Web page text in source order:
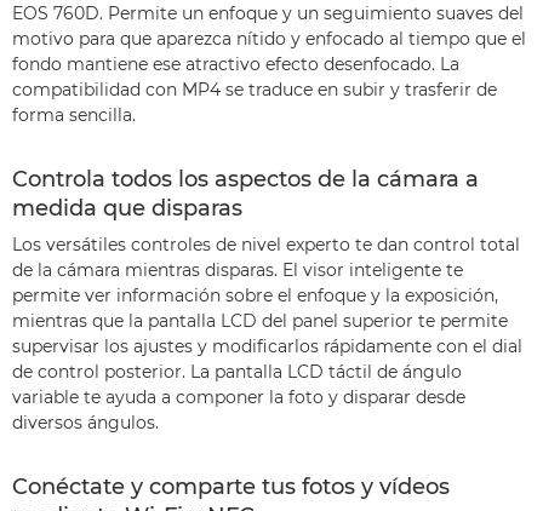
EOS 760D. Permite un enfoque y un seguimiento suaves del
motivo para que aparezca nítido y enfocado al tiempo que el
fondo mantiene ese atractivo efecto desenfocado. La
compatibilidad con MP4 se traduce en subir y trasferir de
forma sencilla.
Controla todos los aspectos de la cámara a
medida que disparas
Los versátiles controles de nivel experto te dan control total
de la cámara mientras disparas. El visor inteligente te
permite ver información sobre el enfoque y la exposición,
mientras que la pantalla LCD del panel superior te permite
supervisar los ajustes y modificarlos rápidamente con el dial
de control posterior. La pantalla LCD táctil de ángulo
variable te ayuda a componer la foto y disparar desde
diversos ángulos.
Conéctate y comparte tus fotos y vídeos